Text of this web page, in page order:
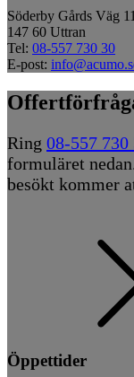
Söderby Gårds Väg
147 60 Uttran
Tel: 08-557 730 30
E-post:
Ring 08-557 730
formuläret
besökt kommer
Öppettider